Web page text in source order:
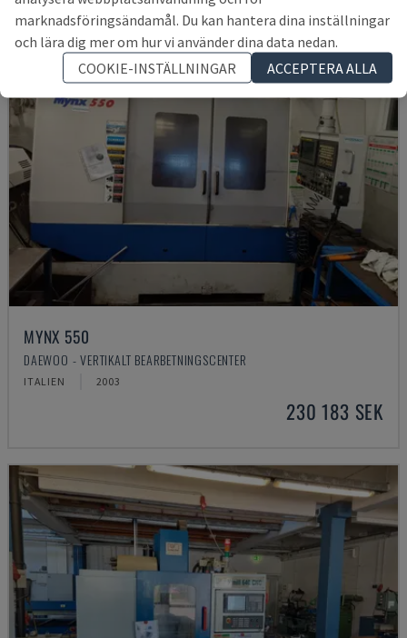
MYNX 550
DAEWOO - VERTIKALT BEARBETNINGSCENTER
ITALIEN 2003
230 183 SEK
marknadsföringsändamål. Du kan hantera dina inställningar
och lära dig mer om hur vi använder dina data nedan.
COOKIE-INSTÄLLNINGAR
ACCEPTERA ALLA